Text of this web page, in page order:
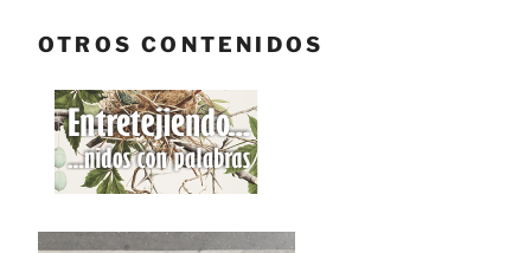
OTROS CONTENIDOS